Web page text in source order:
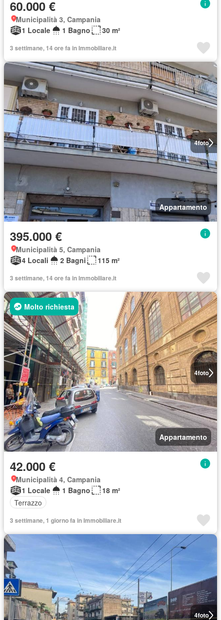
60.000 €
Municipalità 3, Campania
1 Locale
1 Bagno 30 m²
3 settimane, 14 ore fa in Immobiliare.it
4foto
Appartamento
395.000 €
Municipalità 5, Campania
4 Locali
2 Bagni 115 m²
3 settimane, 14 ore fa in Immobiliare.it
4foto
Molto richiesta
Appartamento
42.000 €
Municipalità 4, Campania
1 Locale
1 Bagno
18 m²
Terrazzo
3 settimane, 1 giorno fa in Immobiliare.it
4foto